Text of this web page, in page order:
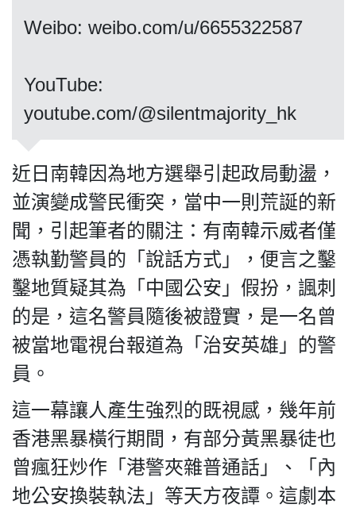
聯絡我們
私
隱
政
策
及
免
責
聲
明
©
2018
Silent
Majority
Weibo: weibo.com/u/6655322587
​​​​​​​YouTube:
youtube.com/@silentmajority_hk
近日南韓因為地方選舉引起政局動盪，
並演變成警民衝突，當中一則荒誕的新
聞，引起筆者的關注：有南韓示威者僅
憑執勤警員的「說話方式」，便言之鑿
鑿地質疑其為「中國公安」假扮，諷刺
的是，這名警員隨後被證實，是一名曾
被當地電視台報道為「治安英雄」的警
員。
這一幕讓人產生強烈的既視感，幾年前
香港黑暴橫行期間，有部分黃黑暴徒也
曾瘋狂炒作「港警夾雜普通話」、「內
地公安換裝執法」等天方夜譚。這劇本